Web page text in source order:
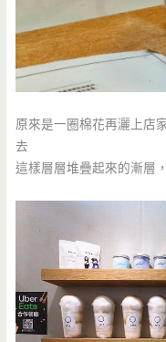
原來是一圈棉花再灑上店
去
這樣層層堆疊起來的漸層